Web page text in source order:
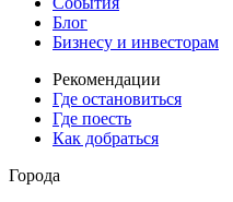
Блог
Бизнесу и инвесторам
Рекомендации
Где остановиться
Где поесть
Как добраться
Города